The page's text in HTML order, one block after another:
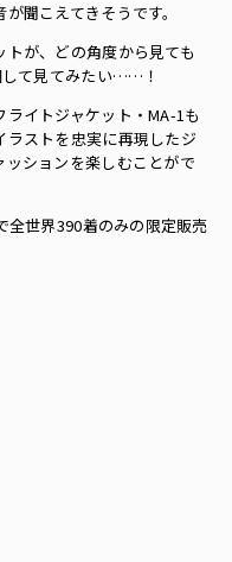
聞こえてきそうです。
が、どの角度から見ても
して見てみたい……！
イトジャケット・MA-1も
ストを忠実に再現したジ
ションを楽しむことがで
全世界390着のみの限定販売